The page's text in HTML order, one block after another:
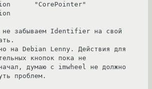
не забываем Identifier на свой
на Debian Lenny. Действия для
кнопок пока не
думаю с imwheel не должно
проблем.